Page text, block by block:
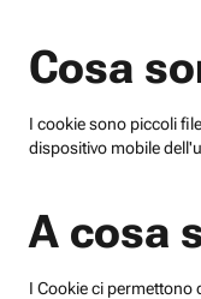
Cosa
I cookie sono piccoli
dispositivo mobile
A cosa
I Cookie ci permettono